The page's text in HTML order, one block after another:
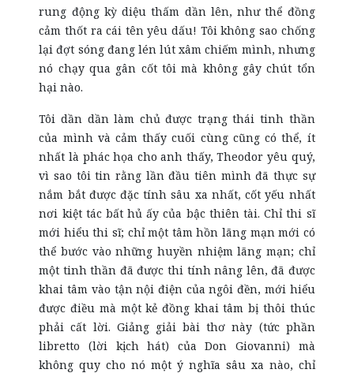
rung động kỳ diệu thấm dần lên, như thể đồng
cảm thốt ra cái tên yêu dấu! Tôi không sao chống
lại đợt sóng đang lén lút xâm chiếm mình, nhưng
nó chạy qua gân cốt tôi mà không gây chút tổn
hại nào.
Tôi dần dần làm chủ được trạng thái tinh thần
của mình và cảm thấy cuối cùng cũng có thể, ít
nhất là phác họa cho anh thấy, Theodor yêu quý,
vì sao tôi tin rằng lần đầu tiên mình đã thực sự
nắm bắt được đặc tính sâu xa nhất, cốt yếu nhất
nơi kiệt tác bất hủ ấy của bậc thiên tài. Chỉ thi sĩ
mới hiểu thi sĩ; chỉ một tâm hồn lãng mạn mới có
thể bước vào những huyền nhiệm lãng mạn; chỉ
một tinh thần đã được thi tính nâng lên, đã được
khai tâm vào tận nội điện của ngôi đền, mới hiểu
được điều mà một kẻ đồng khai tâm bị thôi thúc
phải cất lời. Giảng giải bài thơ này (tức phần
libretto (lời kịch hát) của Don Giovanni) mà
không quy cho nó một ý nghĩa sâu xa nào, chỉ